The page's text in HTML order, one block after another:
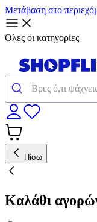
Μετάβαση στο
Όλες οι κατηγορίες
Πίσω
Καλάθι